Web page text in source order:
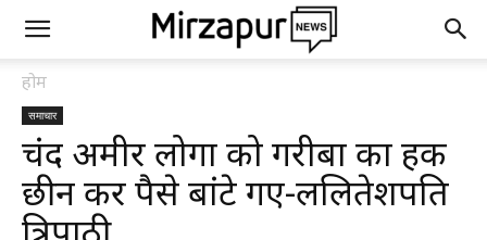
होम
समाचार
चंद अमीर लोगों को गरीबों का हक
छीन कर पैसे बांटे गए-ललितेशपति